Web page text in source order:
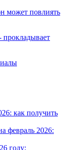
может повлиять
прокладывает
как получить
февраль 2026:
году: